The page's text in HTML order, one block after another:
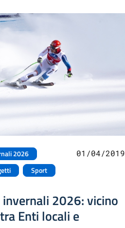
2026
Sport
01/04/2019
2026: vicino
Enti locali e